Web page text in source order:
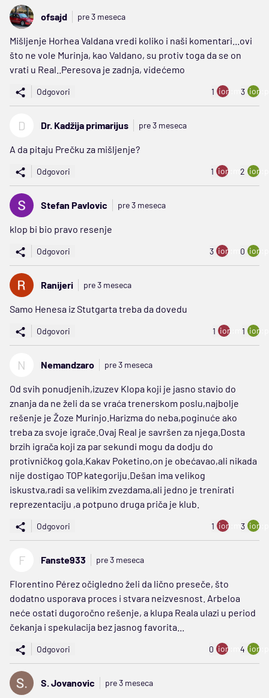
ofsajd pre 3 meseca
Mišljenje Horhea Valdana vredi koliko i naši komentari...ovi
što ne vole Murinja, kao Valdano, su protiv toga da se on
vrati u Real..Peresova je zadnja, videćemo
Odgovori 1 ion:minus
3
D Dr. Kadžija primarijus pre 3 meseca
A da pitaju Prečku za mišljenje?
Odgovori 1 ion:minus
2
Stefan Pavlovic pre 3 meseca
klop bi bio pravo resenje
Odgovori 3 ion:minus
0
Ranijeri pre 3 meseca
Samo Henesa iz Stutgarta treba da dovedu
Odgovori 1 ion:minus
1
N Nemandzaro pre 3 meseca
Od svih ponudjenih,izuzev Klopa koji je jasno stavio do
znanja da ne želi da se vraća trenerskom poslu,najbolje
rešenje je Žoze Murinjo.Harizma do neba,poginuće ako
treba za svoje igrače.Ovaj Real je savršen za njega.Dosta
brzih igrača koji za par sekundi mogu da dodju do
protivničkog gola.Kakav Poketino,on je obećavao,ali nikada
nije dostigao TOP kategoriju.Dešan ima velikog
iskustva,radi sa velikim zvezdama,ali jedno je trenirati
reprezentaciju ,a potpuno druga priča je klub.
Odgovori 1 ion:minus
3
F Fanste933 pre 3 meseca
Florentino Pérez očigledno želi da lično preseče, što
dodatno usporava proces i stvara neizvesnost. Arbeloa
neće ostati dugoročno rešenje, a klupa Reala ulazi u period
čekanja i spekulacija bez jasnog favorita...
Odgovori 0 ion:minus
4
S. Jovanovic pre 3 meseca